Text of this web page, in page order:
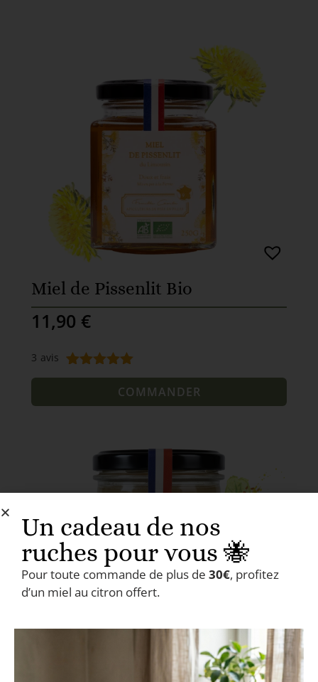
Miel de Pissenlit Bio
11,90 €
3 avis
Noté5.00
3
COMMANDER
Un cadeau de nos
ruches pour vous 🐝
Pour toute commande de plus de 30€, profitez
d’un miel au citron offert.